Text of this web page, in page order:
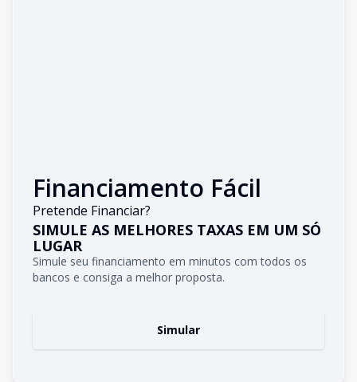
Financiamento Fácil
Pretende Financiar?
SIMULE AS MELHORES TAXAS EM UM SÓ
LUGAR
Simule seu financiamento em minutos com todos os
bancos e consiga a melhor proposta.
Simular